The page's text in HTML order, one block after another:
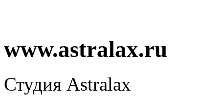
www.astralax.ru
Студия Astralax